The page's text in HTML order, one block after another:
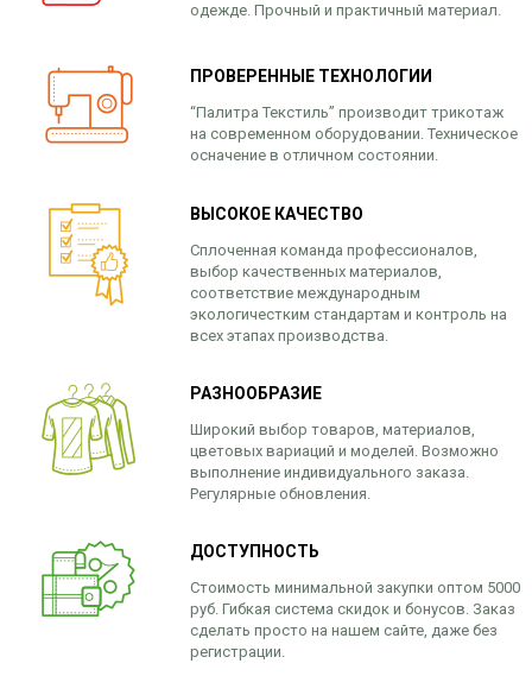
одежде. Прочный и практичный материал.
ПРОВЕРЕННЫЕ ТЕХНОЛОГИИ
“Палитра Текстиль” производит трикотаж
на современном оборудовании. Техническое
осначение в отличном состоянии.
ВЫСОКОЕ КАЧЕСТВО
Сплоченная команда профессионалов,
выбор качественных материалов,
соответствие международным
экологичестким стандартам и контроль на
всех этапах производства.
РАЗНООБРАЗИЕ
Широкий выбор товаров, материалов,
цветовых вариаций и моделей. Возможно
выполнение индивидуального заказа.
Регулярные обновления.
ДОСТУПНОСТЬ
Стоимость минимальной закупки оптом 5000
руб. Гибкая система скидок и бонусов. Заказ
сделать просто на нашем сайте, даже без
регистрации.